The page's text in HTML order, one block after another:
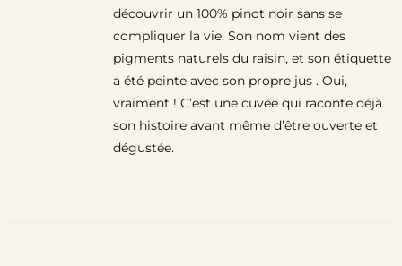
découvrir un 100% pinot noir sans se
compliquer la vie. Son nom vient des
pigments naturels du raisin, et son étiquette
a été peinte avec son propre jus . Oui,
vraiment ! C’est une cuvée qui raconte déjà
son histoire avant même d’être ouverte et
dégustée.